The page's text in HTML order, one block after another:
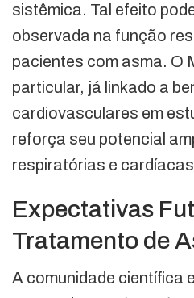
sistêmica. Tal efeito
observada na função
pacientes com asma. O
particular, já linkado a
cardiovasculares em
reforça seu potencial
respiratórias e
Expectativas
Tratamento de
A comunidade científica